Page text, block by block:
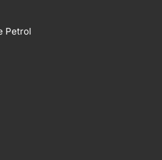
Petrol